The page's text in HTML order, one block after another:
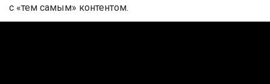
с «тем самым» контентом.